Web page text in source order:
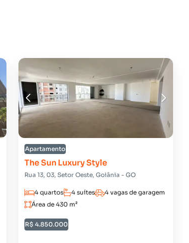
Apartamento
The Sun Luxury Style
Rua 13, 03, Setor Oeste, Goiânia - GO
4 quartos 4 suítes
4 vagas de garagem
Área de 430 m²
R$ 4.850.000